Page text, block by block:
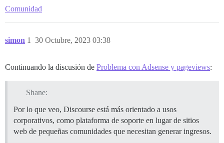
Comunidad
simon 30 Octubre, 2023 03:38
1
Continuando la discusión de Problema con Adsense y pageviews:
Shane:
Por lo que veo, Discourse está más orientado a usos
corporativos, como plataforma de soporte en lugar de sitios
web de pequeñas comunidades que necesitan generar ingresos.